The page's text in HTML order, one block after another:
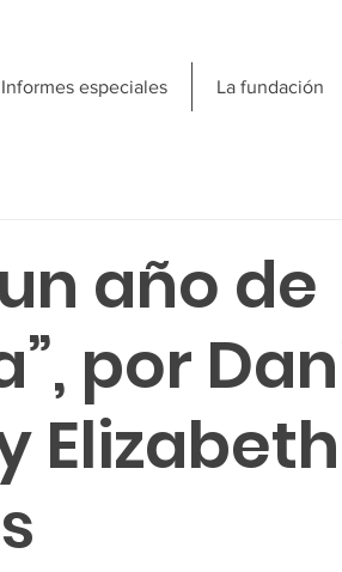
Informes especiales La fundación
año de
por